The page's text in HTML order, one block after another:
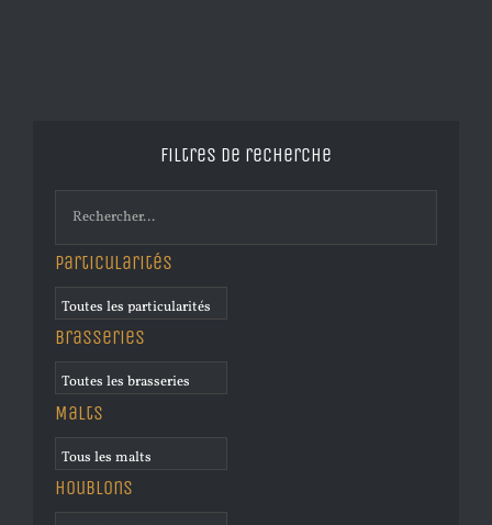
Filtres de recherche
Particularités
Brasseries
Malts
Houblons